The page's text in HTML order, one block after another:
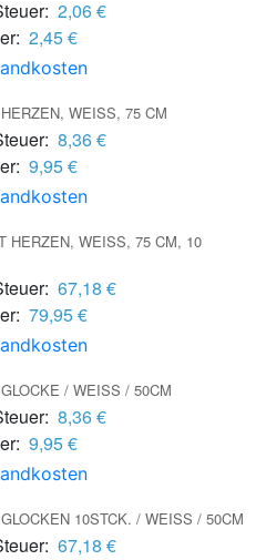
2,06 €
2,45 €
WEISS, 75 CM
8,36 €
9,95 €
HERZEN, WEISS, 75 CM, 10 S
67,18 €
79,95 €
/ WEISS / 50CM
8,36 €
9,95 €
10STCK. / WEISS / 50CM
67,18 €